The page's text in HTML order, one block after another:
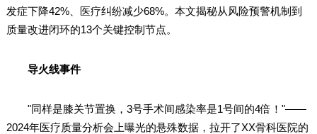
发症下降42%、医疗纠纷减少68%。本文揭秘从风险预警机制到
质量改进闭环的13个关键控制节点。
导火线事件
"同样是膝关节置换，3号手术间感染率是1号间的4倍！"——
2024年医疗质量分析会上曝光的悬殊数据，拉开了XX骨科医院的